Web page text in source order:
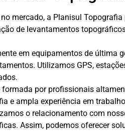
mercado, a Planisul
de levantamentos
em equipamentos de última
Utilizamos GPS,
formada por profissionais
e ampla experiência em
o relacionamento com
Assim, podemos oferecer